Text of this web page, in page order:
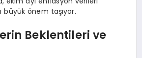
büyük önem taşıyor.
Beklentileri ve